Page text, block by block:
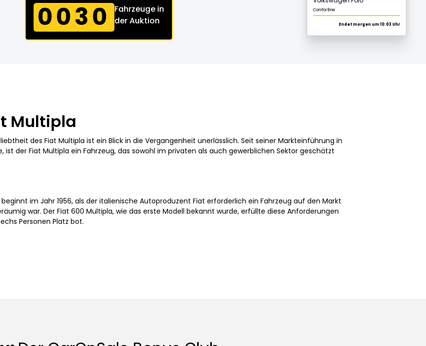
0030
Fahrzeuge in
der Auktion
Multipla
des Fiat Multipla ist ein Blick in die Vergangenheit unerlässlich. Seit seiner Markteinführung in
ist der Fiat Multipla ein Fahrzeug, das sowohl im privaten als auch gewerblichen Sektor geschätzt
im Jahr 1956, als der italienische Autoproduzent Fiat erforderlich ein Fahrzeug auf den Markt
war. Der Fiat 600 Multipla, wie das erste Modell bekannt wurde, erfüllte diese Anforderungen
Personen Platz bot.